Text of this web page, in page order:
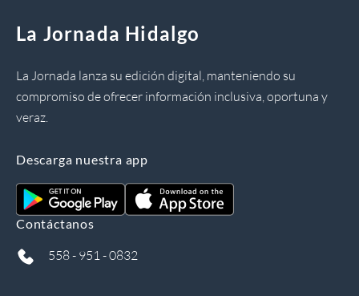
La Jornada Hidalgo
La Jornada lanza su edición digital, manteniendo su
compromiso de ofrecer información inclusiva, oportuna y
veraz.
Descarga nuestra app
Contáctanos
558 - 951 - 0832